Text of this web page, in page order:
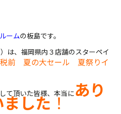
ン
ームの板島です。
は、福岡県内３店舗のスターペイ
前 夏の大セール 夏祭りイ
て頂いた皆様、本当に あり
した！